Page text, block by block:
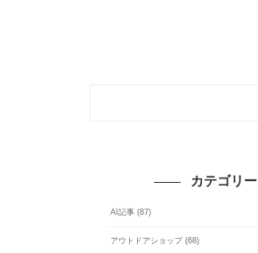
カテゴリー
AI記事 (87)
アウトドアショップ (68)